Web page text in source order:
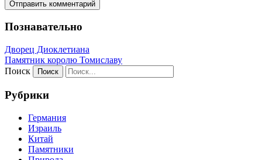
Познавательно
Дворец Диоклетиана
Памятник королю Томиславу
Поиск
Рубрики
Германия
Израиль
Китай
Памятники